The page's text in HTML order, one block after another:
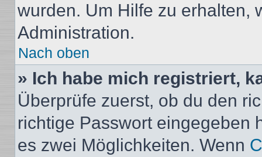
wurden. Um Hilfe zu erhalten,
Administration.
Nach oben
» Ich habe mich registriert,
Überprüfe zuerst, ob du den
richtige Passwort eingegeben
es zwei Möglichkeiten. Wenn